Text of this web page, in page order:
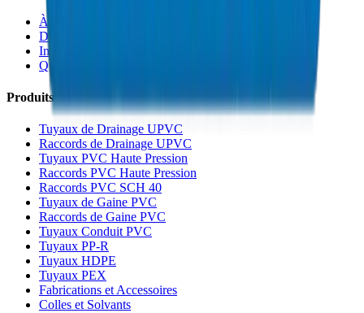
À Propos
Durabilité
Innovation
Qualité et Certifications
Produits
Tuyaux de Drainage UPVC
Raccords de Drainage UPVC
Tuyaux PVC Haute Pression
Raccords PVC Haute Pression
Raccords PVC SCH 40
Tuyaux de Gaine PVC
Raccords de Gaine PVC
Tuyaux Conduit PVC
Tuyaux PP-R
Tuyaux HDPE
Tuyaux PEX
Fabrications et Accessoires
Colles et Solvants